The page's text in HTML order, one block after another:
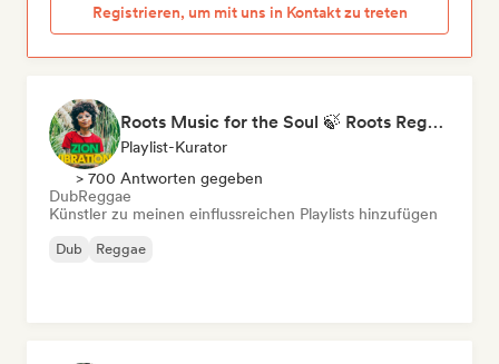
Registrieren, um mit uns in Kontakt zu treten
Roots Music for the Soul 🍃 Roots Reggae, Dub & Dancehall
Playlist-Kurator
> 700 Antworten gegeben
DubReggae
Künstler zu meinen einflussreichen Playlists hinzufügen
Dub Reggae